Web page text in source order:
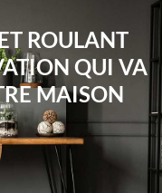
ROULANT
QUI VA
MAISON